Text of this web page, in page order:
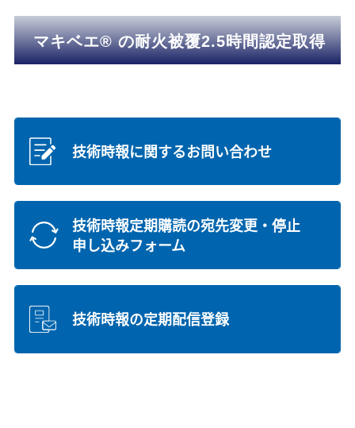
マキベエ® の耐火被覆2.5時間認定取得
技術時報に関するお問い合わせ
技術時報定期購読の宛先変更・停止
申し込みフォーム
技術時報の定期配信登録